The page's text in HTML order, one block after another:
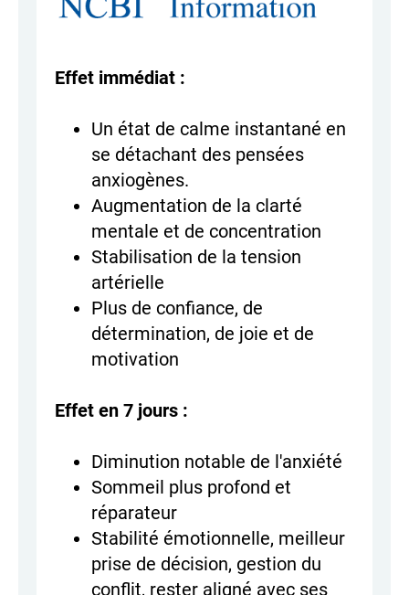
Effet immédiat :
Un état de calme instantané en
se détachant des pensées
anxiogènes.
Augmentation de la clarté
mentale et de concentration
Stabilisation de la tension
artérielle
Plus de confiance, de
détermination, de joie et de
motivation
Effet en 7 jours :
Diminution notable de l'anxiété
Sommeil plus profond et
réparateur
Stabilité émotionnelle, meilleur
prise de décision, gestion du
conflit, rester aligné avec ses